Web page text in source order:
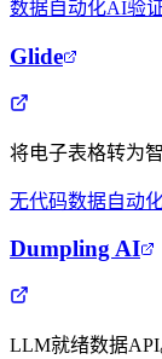
数据自动化AI验
Glide
将电子表格转为
无代码数据自动
Dumpling AI
LLM就绪数据API